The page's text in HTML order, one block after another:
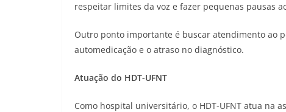
respeitar limites da voz e fazer pequenas pausas
Outro ponto importante é buscar atendimento ao
automedicação e o atraso no diagnóstico.
Atuação do HDT-UFNT
Como hospital universitário, o HDT-UFNT atua na